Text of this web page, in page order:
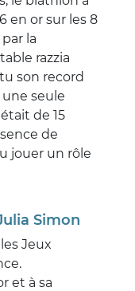
en or sur les 8
la
razzia
son record
seule
de 15
de
jouer un rôle
Simon
Jeux
et à sa